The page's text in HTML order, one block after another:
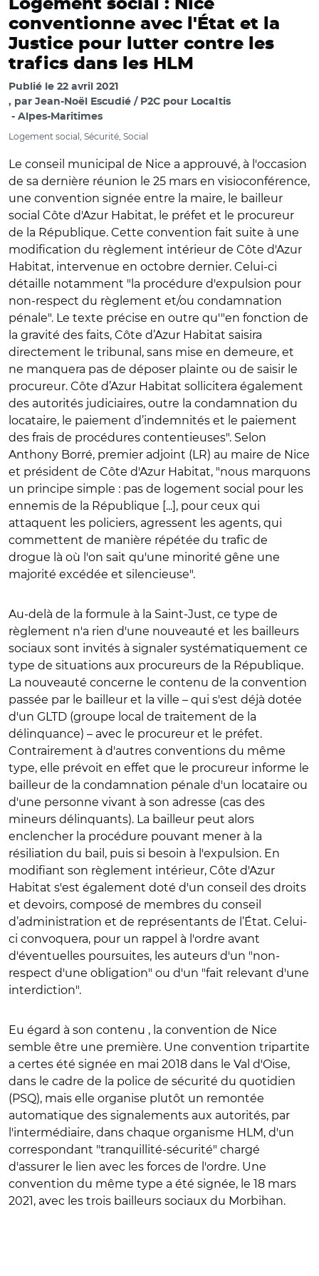
Logement social : Nice
conventionne avec l'État et la
Justice pour lutter contre les
trafics dans les HLM
Publié le 22 avril 2021
par Jean-Noël Escudié / P2C pour Localtis
Alpes-Maritimes
Logement social, Sécurité, Social
Le conseil municipal de Nice a approuvé, à l'occasion
de sa dernière réunion le 25 mars en visioconférence,
une convention signée entre la maire, le bailleur
social Côte d'Azur Habitat, le préfet et le procureur
de la République. Cette convention fait suite à une
modification du règlement intérieur de Côte d'Azur
Habitat, intervenue en octobre dernier. Celui-ci
détaille notamment "la procédure d'expulsion pour
non-respect du règlement et/ou condamnation
pénale". Le texte précise en outre qu'"en fonction de
la gravité des faits, Côte d’Azur Habitat saisira
directement le tribunal, sans mise en demeure, et
ne manquera pas de déposer plainte ou de saisir le
procureur. Côte d’Azur Habitat sollicitera également
des autorités judiciaires, outre la condamnation du
locataire, le paiement d’indemnités et le paiement
des frais de procédures contentieuses". Selon
Anthony Borré, premier adjoint (LR) au maire de Nice
et président de Côte d'Azur Habitat, "nous marquons
un principe simple : pas de logement social pour les
ennemis de la République [...], pour ceux qui
attaquent les policiers, agressent les agents, qui
commettent de manière répétée du trafic de
drogue là où l'on sait qu'une minorité gêne une
majorité excédée et silencieuse".
Au-delà de la formule à la Saint-Just, ce type de
règlement n'a rien d'une nouveauté et les bailleurs
sociaux sont invités à signaler systématiquement ce
type de situations aux procureurs de la République.
La nouveauté concerne le contenu de la convention
passée par le bailleur et la ville – qui s'est déjà dotée
d'un GLTD (groupe local de traitement de la
délinquance) – avec le procureur et le préfet.
Contrairement à d'autres conventions du même
type, elle prévoit en effet que le procureur informe le
bailleur de la condamnation pénale d'un locataire ou
d'une personne vivant à son adresse (cas des
mineurs délinquants). La bailleur peut alors
enclencher la procédure pouvant mener à la
résiliation du bail, puis si besoin à l'expulsion. En
modifiant son règlement intérieur, Côte d'Azur
Habitat s'est également doté d'un conseil des droits
et devoirs, composé de membres du conseil
d’administration et de représentants de l’État. Celui-
ci convoquera, pour un rappel à l'ordre avant
d'éventuelles poursuites, les auteurs d'un "non-
respect d'une obligation" ou d'un "fait relevant d'une
interdiction".
Eu égard à son contenu , la convention de Nice
semble être une première. Une convention tripartite
a certes été signée en mai 2018 dans le Val d'Oise,
dans le cadre de la police de sécurité du quotidien
(PSQ), mais elle organise plutôt un remontée
automatique des signalements aux autorités, par
l'intermédiaire, dans chaque organisme HLM, d'un
correspondant "tranquillité-sécurité" chargé
d'assurer le lien avec les forces de l'ordre. Une
convention du même type a été signée, le 18 mars
2021, avec les trois bailleurs sociaux du Morbihan.